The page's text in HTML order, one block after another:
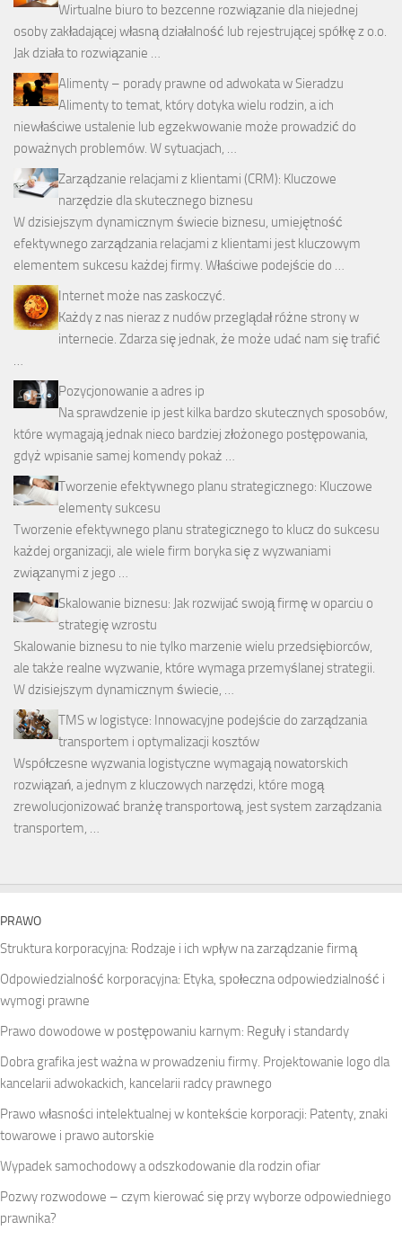
Wirtualne biuro to bezcenne rozwiązanie dla niejednej
osoby zakładającej własną działalność lub rejestrującej spółkę z o.o.
Jak działa to rozwiązanie …
Alimenty – porady prawne od adwokata w Sieradzu
Alimenty to temat, który dotyka wielu rodzin, a ich
niewłaściwe ustalenie lub egzekwowanie może prowadzić do
poważnych problemów. W sytuacjach, …
Zarządzanie relacjami z klientami (CRM): Kluczowe
narzędzie dla skutecznego biznesu
W dzisiejszym dynamicznym świecie biznesu, umiejętność
efektywnego zarządzania relacjami z klientami jest kluczowym
elementem sukcesu każdej firmy. Właściwe podejście do …
Internet może nas zaskoczyć.
Każdy z nas nieraz z nudów przeglądał różne strony w
internecie. Zdarza się jednak, że może udać nam się trafić
…
Pozycjonowanie a adres ip
Na sprawdzenie ip jest kilka bardzo skutecznych sposobów,
które wymagają jednak nieco bardziej złożonego postępowania,
gdyż wpisanie samej komendy pokaż …
Tworzenie efektywnego planu strategicznego: Kluczowe
elementy sukcesu
Tworzenie efektywnego planu strategicznego to klucz do sukcesu
każdej organizacji, ale wiele firm boryka się z wyzwaniami
związanymi z jego …
Skalowanie biznesu: Jak rozwijać swoją firmę w oparciu o
strategię wzrostu
Skalowanie biznesu to nie tylko marzenie wielu przedsiębiorców,
ale także realne wyzwanie, które wymaga przemyślanej strategii.
W dzisiejszym dynamicznym świecie, …
TMS w logistyce: Innowacyjne podejście do zarządzania
transportem i optymalizacji kosztów
Współczesne wyzwania logistyczne wymagają nowatorskich
rozwiązań, a jednym z kluczowych narzędzi, które mogą
zrewolucjonizować branżę transportową, jest system zarządzania
transportem, …
PRAWO
Struktura korporacyjna: Rodzaje i ich wpływ na zarządzanie firmą
Odpowiedzialność korporacyjna: Etyka, społeczna odpowiedzialność i
wymogi prawne
Prawo dowodowe w postępowaniu karnym: Reguły i standardy
Dobra grafika jest ważna w prowadzeniu firmy. Projektowanie logo dla
kancelarii adwokackich, kancelarii radcy prawnego
Prawo własności intelektualnej w kontekście korporacji: Patenty, znaki
towarowe i prawo autorskie
Wypadek samochodowy a odszkodowanie dla rodzin ofiar
Pozwy rozwodowe – czym kierować się przy wyborze odpowiedniego
prawnika?